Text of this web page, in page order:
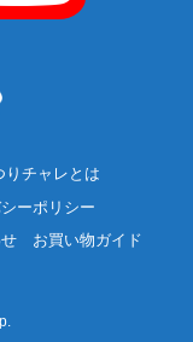
りチャレとは
ーポリシー
お買い物ガイド